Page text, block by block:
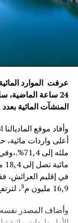
عرفت الموارد
24 ساعة
المنشآت المائية
وأفاد موقع
ملئه
في إقليم العرائش،
16,9 مليون م³، لترتفع نسبة ملئه إلى 37,5%.”
وأضاف المصدر